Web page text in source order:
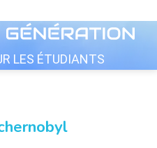
LES ÉTUDIANTS